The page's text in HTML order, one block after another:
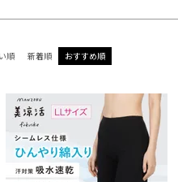
順 新着順 おすすめ順